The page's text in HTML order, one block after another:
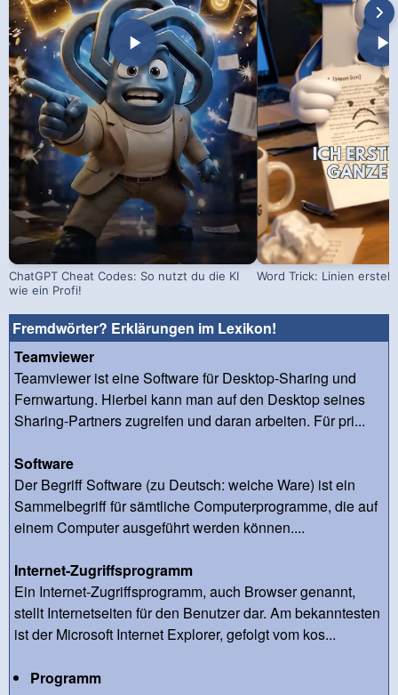
ChatGPT Cheat Codes: So nutzt du die KI
wie ein Profi!
Word Trick: Linien
Fremdwörter? Erklärungen im Lexikon!
Teamviewer
Teamviewer ist eine Software für Desktop-Sharing und
Fernwartung. Hierbei kann man auf den Desktop seines
Sharing-Partners zugreifen und daran arbeiten. Für pri...
Software
Der Begriff Software (zu Deutsch: weiche Ware) ist ein
Sammelbegriff für sämtliche Computerprogramme, die auf
einem Computer ausgeführt werden können....
Internet-Zugriffsprogramm
Ein Internet-Zugriffsprogramm, auch Browser genannt,
stellt Internetseiten für den Benutzer dar. Am bekanntesten
ist der Microsoft Internet Explorer, gefolgt vom kos...
Programm